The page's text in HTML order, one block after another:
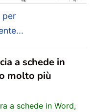
per
a schede in
molto più
a schede in Word,